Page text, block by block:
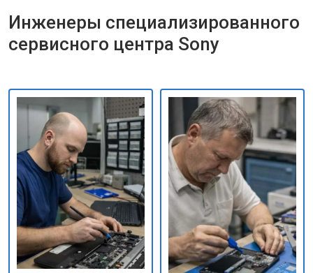
Инженеры специализированного
сервисного центра Sony